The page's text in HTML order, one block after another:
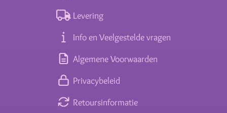
Levering
Info en Veelgestelde vragen
Algemene Voorwaarden
Privacybeleid
Retoursinformatie